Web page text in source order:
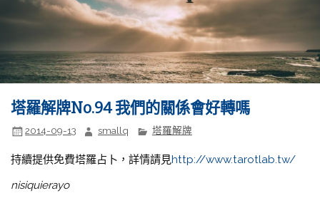
塔羅解牌No.94 我們的關係會好轉嗎
2014-09-13 smallq 塔羅解牌
持續提供免費塔羅占卜，詳情請見http://www.tarotlab.tw/
nisiquierayo